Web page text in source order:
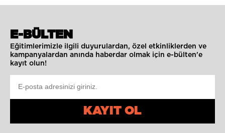
E-BÜLTEN
Eğitimlerimizle ilgili duyurulardan, özel etkinliklerden ve
kampanyalardan anında haberdar olmak için e-bülten'e
kayıt olun!
KAYIT OL